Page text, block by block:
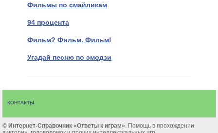
Фильмы по смайликам
94 процента
Фильм? Фильм. Фильм!
Угадай песню по эмодзи
КОНТАКТЫ
© Интернет-Cправочник «Ответы к играм». Помощь в прохождении